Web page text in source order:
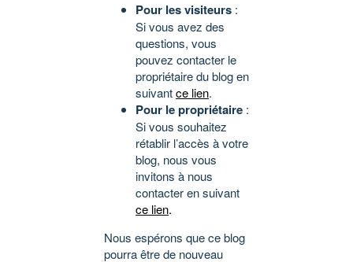
Pour les visiteurs :
Si vous avez des
questions, vous
pouvez contacter le
propriétaire du blog en
suivantce lien.
Pour le propriétaire :
Si vous souhaitez
rétablir l’accès à votre
blog, nous vous
invitons à nous
contacter en suivant
ce lien.
Nous espérons que ce blog
pourra être de nouveau